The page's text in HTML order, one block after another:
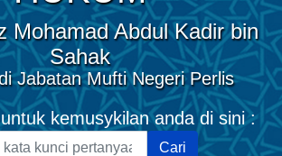
Mohamad Abdul Kadir bin
Sahak
Jabatan Mufti Negeri Perlis
kemusykilan anda di sini :
Cari